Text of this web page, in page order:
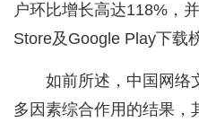
户环比增长高达118%，
Store及Google Play下载
如前所述，中国网络
多因素综合作用的结果，